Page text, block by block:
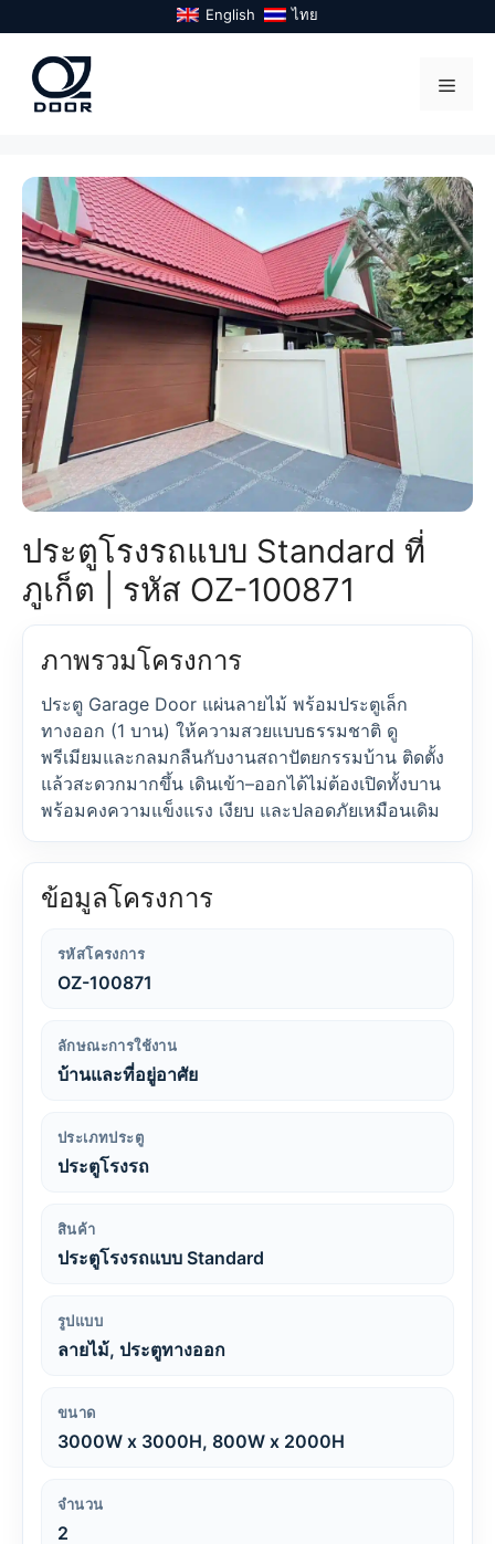
to
content
English ไทย
ประตูโรงรถแบบ Standard ที่
ภูเก็ต | รหัส OZ-100871
ภาพรวมโครงการ
ประตู Garage Door แผ่นลายไม้ พร้อมประตูเล็ก
ทางออก (1 บาน) ให้ความสวยแบบธรรมชาติ ดู
พรีเมียมและกลมกลืนกับงานสถาปัตยกรรมบ้าน ติดตั้ง
แล้วสะดวกมากขึ้น เดินเข้า–ออกได้ไม่ต้องเปิดทั้งบาน
พร้อมคงความแข็งแรง เงียบ และปลอดภัยเหมือนเดิม
ข้อมูลโครงการ
รหัสโครงการ
OZ-100871
ลักษณะการใช้งาน
บ้านและที่อยู่อาศัย
ประเภทประตู
ประตูโรงรถ
สินค้า
ประตูโรงรถแบบ Standard
รูปแบบ
ลายไม้, ประตูทางออก
ขนาด
3000W x 3000H, 800W x 2000H
จำนวน
2